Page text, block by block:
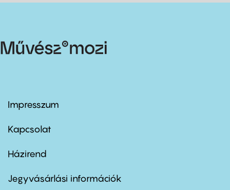
Footer
first
Impresszum
Kapcsolat
Footer
second
Házirend
Jegyvásárlási információk